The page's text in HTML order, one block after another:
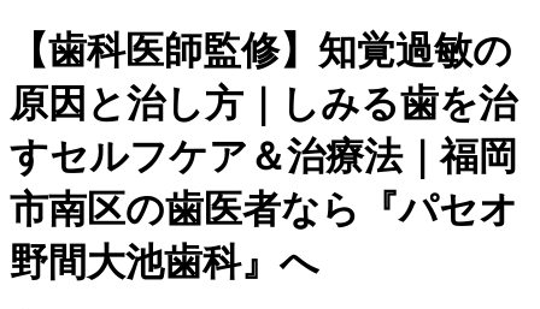
【歯科医師監修】知覚過敏の
原因と治し方｜しみる歯を治
すセルフケア＆治療法｜福岡
市南区の歯医者なら『パセオ
野間大池歯科』へ